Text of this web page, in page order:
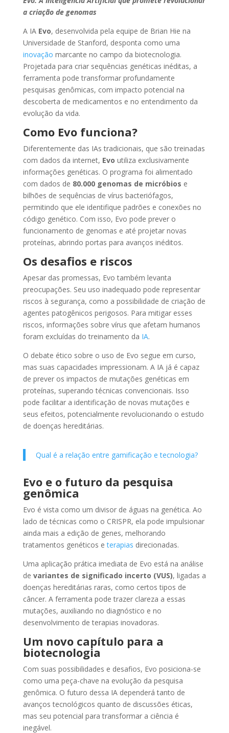
a criação de genomas
A IA Evo, desenvolvida pela equipe de Brian Hie na
Universidade de Stanford, desponta como uma
inovação marcante no campo da biotecnologia.
Projetada para criar sequências genéticas inéditas, a
ferramenta pode transformar profundamente
pesquisas genômicas, com impacto potencial na
descoberta de medicamentos e no entendimento da
evolução da vida.
Como Evo funciona?
Diferentemente das IAs tradicionais, que são treinadas
com dados da internet, Evo utiliza exclusivamente
informações genéticas. O programa foi alimentado
com dados de 80.000 genomas de micróbios e
bilhões de sequências de vírus bacteriófagos,
permitindo que ele identifique padrões e conexões no
código genético. Com isso, Evo pode prever o
funcionamento de genomas e até projetar novas
proteínas, abrindo portas para avanços inéditos.
Os desafios e riscos
Apesar das promessas, Evo também levanta
preocupações. Seu uso inadequado pode representar
riscos à segurança, como a possibilidade de criação de
agentes patogênicos perigosos. Para mitigar esses
riscos, informações sobre vírus que afetam humanos
foram excluídas do treinamento da IA.
O debate ético sobre o uso de Evo segue em curso,
mas suas capacidades impressionam. A IA já é capaz
de prever os impactos de mutações genéticas em
proteínas, superando técnicas convencionais. Isso
pode facilitar a identificação de novas mutações e
seus efeitos, potencialmente revolucionando o estudo
de doenças hereditárias.
Qual é a relação entre gamificação e tecnologia?
Evo e o futuro da pesquisa
genômica
Evo é vista como um divisor de águas na genética. Ao
lado de técnicas como o CRISPR, ela pode impulsionar
ainda mais a edição de genes, melhorando
tratamentos genéticos eterapias direcionadas.
Uma aplicação prática imediata de Evo está na análise
de variantes de significado incerto (VUS), ligadas a
doenças hereditárias raras, como certos tipos de
câncer. A ferramenta pode trazer clareza a essas
mutações, auxiliando no diagnóstico e no
desenvolvimento de terapias inovadoras.
Um novo capítulo para a
biotecnologia
Com suas possibilidades e desafios, Evo posiciona-se
como uma peça-chave na evolução da pesquisa
genômica. O futuro dessa IA dependerá tanto de
avanços tecnológicos quanto de discussões éticas,
mas seu potencial para transformar a ciência é
inegável.